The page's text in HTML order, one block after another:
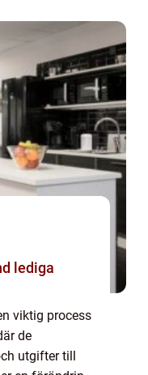
lediga
viktig process
de
utgifter till